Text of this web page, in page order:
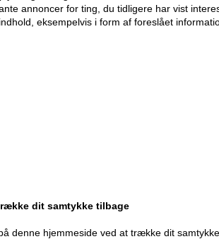
annoncer for ting, du tidligere har vist
eksempelvis i form af foreslået
dit samtykke tilbage
denne hjemmeside ved at trække dit
din ordre